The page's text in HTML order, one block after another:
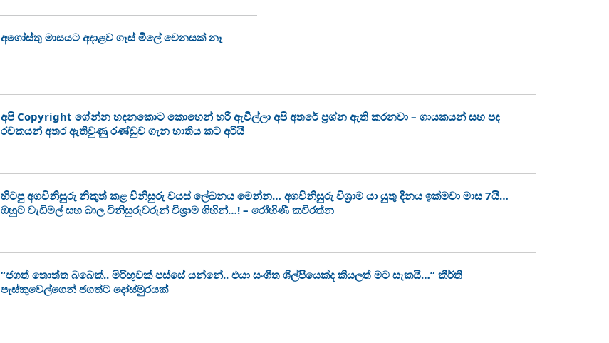
අගෝස්තු මාසයට අදාළව ගෑස් මිලේ වෙනසක් නෑ
අපි Copyright ගේන්න හදනකොට කොහෙන් හරි ඇවිල්ලා අපි අතරේ ප්‍රශ්න ඇති කරනවා – ගායකයන් සහ පද
රචකයන් අතර ඇතිවුණු රණ්ඩුව ගැන භාතිය කට අරියි
හිටපු අගවිනිසුරු නිකුත් කළ විනිසුරු වයස් ලේඛනය මෙන්න… අගවිනිසුරු විශ්‍රාම යා යුතු දිනය ඉක්මවා මාස 7යි…
ඔහුට වැඩිමල් සහ බාල විනිසුරුවරුන් විශ්‍රාම ගිහින්…! – රෝහිණී කවිරත්න
“ජගත් තොත්ත බබෙක්.. මිරිඟුවක් පස්සේ යන්නේ.. එයා සංගීත ශිල්පියෙක්ද කියලත් මට සැකයි…” කීර්ති
පැස්කුවෙල්ගෙන් ජගත්ට දෝස්මුරයක්